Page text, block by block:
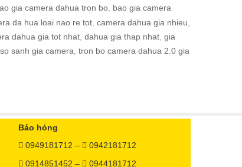
gia camera dahua tron bo bao gia camera
da hua loai nao re tot camera dahua gia nhieu
dahua gia tot nhat dahua gia thap nhat gia
so sanh gia camera tron bo camera dahua 2.0 gia
Báo hỏng
0949181712 –
0942181712
0914851452 –
0944181712